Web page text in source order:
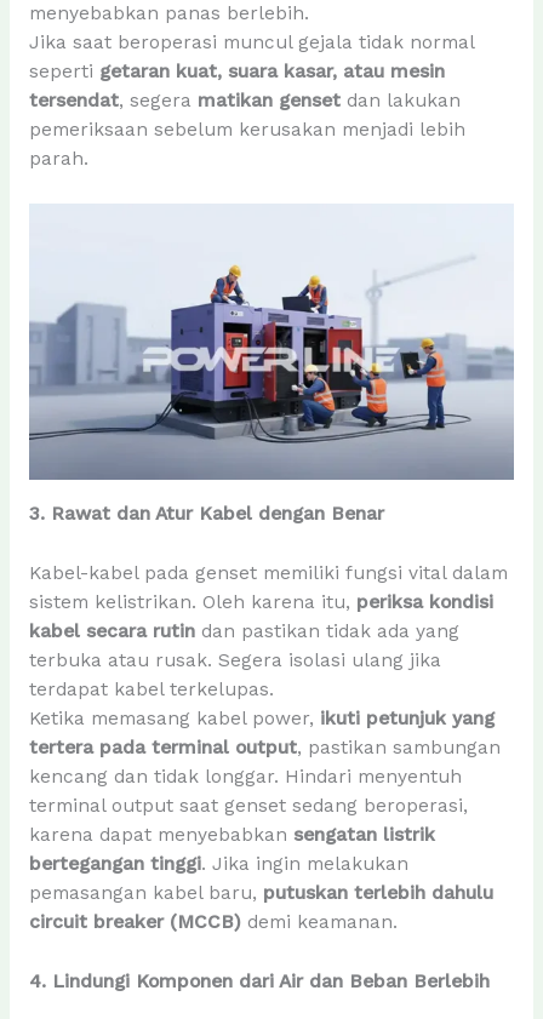
menyebabkan panas berlebih.
Jika saat beroperasi muncul gejala tidak normal
seperti getaran kuat, suara kasar, atau mesin
tersendat, segera matikan gensetdan lakukan
pemeriksaan sebelum kerusakan menjadi lebih
parah.
3. Rawat dan Atur Kabel dengan Benar
Kabel-kabel pada genset memiliki fungsi vital dalam
sistem kelistrikan. Oleh karena itu, periksa kondisi
kabel secara rutindan pastikan tidak ada yang
terbuka atau rusak. Segera isolasi ulang jika
terdapat kabel terkelupas.
Ketika memasang kabel power, ikuti petunjuk yang
tertera pada terminal output, pastikan sambungan
kencang dan tidak longgar. Hindari menyentuh
terminal output saat genset sedang beroperasi,
karena dapat menyebabkan sengatan listrik
bertegangan tinggi. Jika ingin melakukan
pemasangan kabel baru, putuskan terlebih dahulu
circuit breaker (MCCB)demi keamanan.
4. Lindungi Komponen dari Air dan Beban Berlebih